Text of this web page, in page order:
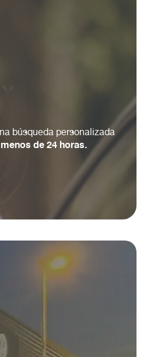
búsqueda personalizada
de 24 horas.